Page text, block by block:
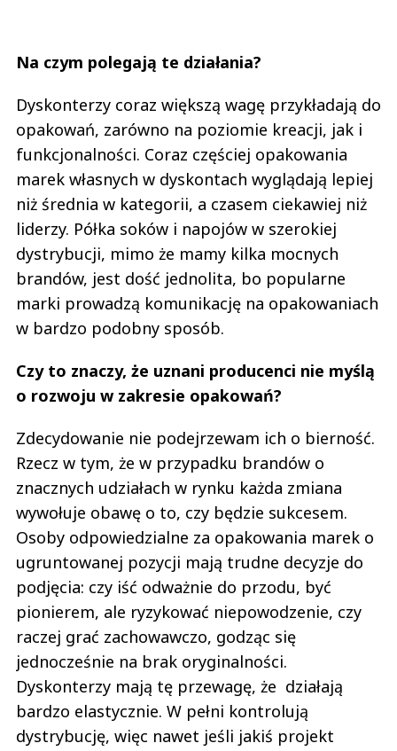
Na czym polegają te działania?
Dyskonterzy coraz większą wagę przykładają do
opakowań, zarówno na poziomie kreacji, jak i
funkcjonalności. Coraz częściej opakowania
marek własnych w dyskontach wyglądają lepiej
niż średnia w kategorii, a czasem ciekawiej niż
liderzy. Półka soków i napojów w szerokiej
dystrybucji, mimo że mamy kilka mocnych
brandów, jest dość jednolita, bo popularne
marki prowadzą komunikację na opakowaniach
w bardzo podobny sposób.
Czy to znaczy, że uznani producenci nie myślą
o rozwoju w zakresie opakowań?
Zdecydowanie nie podejrzewam ich o bierność.
Rzecz w tym, że w przypadku brandów o
znacznych udziałach w rynku każda zmiana
wywołuje obawę o to, czy będzie sukcesem.
Osoby odpowiedzialne za opakowania marek o
ugruntowanej pozycji mają trudne decyzje do
podjęcia: czy iść odważnie do przodu, być
pionierem, ale ryzykować niepowodzenie, czy
raczej grać zachowawczo, godząc się
jednocześnie na brak oryginalności.
Dyskonterzy mają tę przewagę, że działają
bardzo elastycznie. W pełni kontrolują
dystrybucję, więc nawet jeśli jakiś projekt